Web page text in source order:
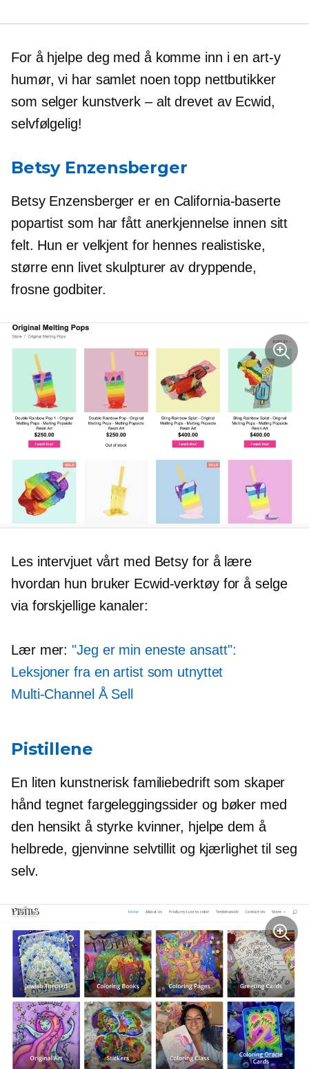
For å hjelpe deg med å komme inn i enart-y
humør, vi har samlet noen topp nettbutikker
som selger kunstverk – altdrevet av Ecwid,
selvfølgelig!
Betsy Enzensberger
Betsy Enzensberger er en California-baserte
popartist som har fått anerkjennelse innen sitt
felt. Hun er velkjentfor hennes realistiske,
større enn livetskulpturer av dryppende,
frosne godbiter.
Les intervjuet vårt med Betsy for å lære
hvordan hun bruker Ecwid-verktøy for å selge
via forskjellige kanaler:
Lær mer:"Jeg er min eneste ansatt":
Leksjoner fra en artist som utnyttet
Multi-Channel Å Sell
Pistillene
En liten kunstnerisk familiebedrift som skaper
hånd tegnetfargeleggingssider og bøker med
den hensikt å styrke kvinner, hjelpe dem å
helbrede, gjenvinne selvtillit og kjærlighet til seg
selv.